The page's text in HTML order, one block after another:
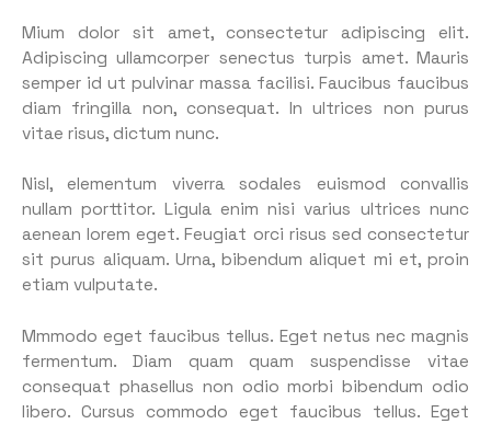
Mium dolor sit amet, consectetur adipiscing elit.
Adipiscing ullamcorper senectus turpis amet. Mauris
semper id ut pulvinar massa facilisi. Faucibus faucibus
diam fringilla non, consequat. In ultrices non purus
vitae risus, dictum nunc.
Nisl, elementum viverra sodales euismod convallis
nullam porttitor. Ligula enim nisi varius ultrices nunc
aenean lorem eget. Feugiat orci risus sed consectetur
sit purus aliquam. Urna, bibendum aliquet mi et, proin
etiam vulputate.
Mmmodo eget faucibus tellus. Eget netus nec magnis
fermentum. Diam quam quam suspendisse vitae
consequat phasellus non odio morbi bibendum odio
libero. Cursus commodo eget faucibus tellus. Eget